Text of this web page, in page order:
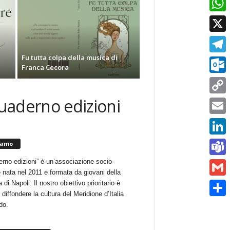
Fu tutta colpa della musica di
Franca Cecora
edizioni
edizioni” è un’associazione socio-
nata nel 2011 e formata da giovani della
di Napoli. Il nostro obiettivo prioritario è
la cultura del Meridione d’Italia
X
Copy
Link
Email
Teams
Gmail